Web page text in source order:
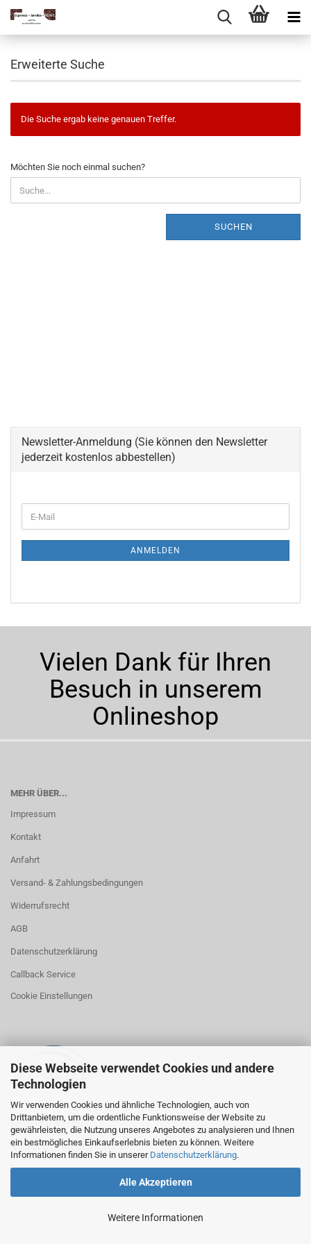
Diese Webseite verwendet Cookies und andere
Technologien
Wir verwenden Cookies und ähnliche Technologien, auch von
Drittanbietern, um die ordentliche Funktionsweise der Website zu
gewährleisten, die Nutzung unseres Angebotes zu analysieren und Ihnen
ein bestmögliches Einkaufserlebnis bieten zu können. Weitere
Informationen finden Sie in unserer Datenschutzerklärung.
Alle Akzeptieren
Weitere Informationen
Erweiterte Suche
Die Suche ergab keine genauen Treffer.
MÖCHTEN
SIE
NOCH
EINMAL
Möchten Sie noch einmal suchen?
SUCHEN
Newsletter-Anmeldung (Sie können den Newsletter
jederzeit kostenlos abbestellen)
ZUR
E-
Mail
ANMELDEN
Vielen Dank für Ihren
Besuch in unserem
Onlineshop
MEHR ÜBER...
Impressum
Kontakt
Anfahrt
Versand- & Zahlungsbedingungen
Widerrufsrecht
AGB
Datenschutzerklärung
Callback Service
Cookie Einstellungen
WIDERRUFBUTTON
Vertrag widerrufen